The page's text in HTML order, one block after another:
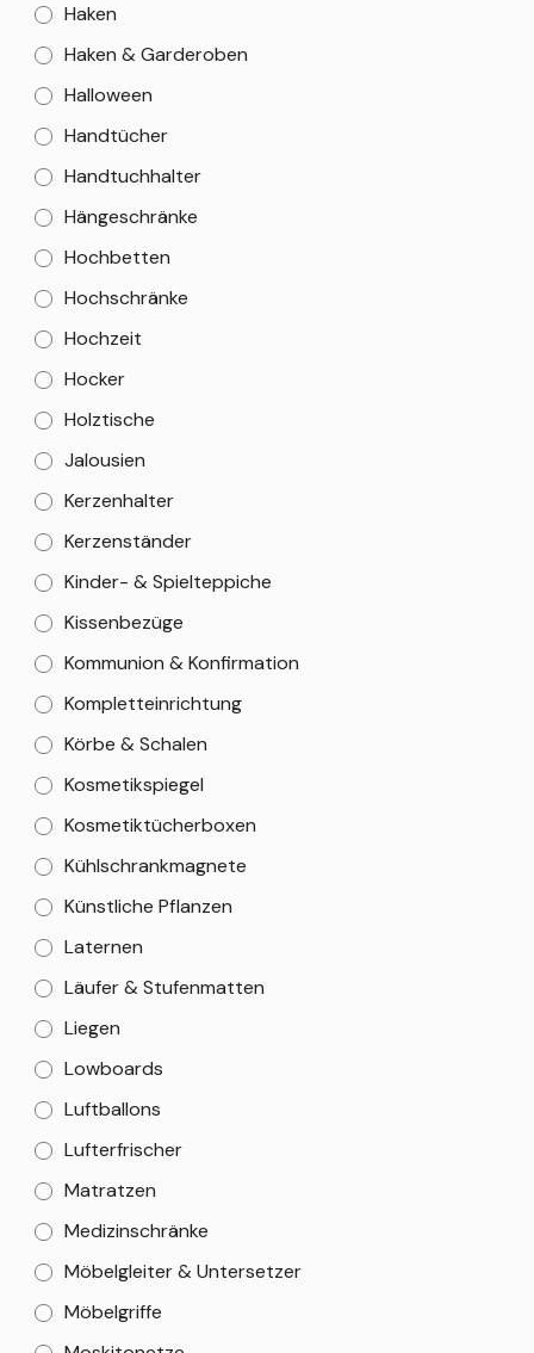
Haken
Haken & Garderoben
Halloween
Handtücher
Handtuchhalter
Hängeschränke
Hochbetten
Hochschränke
Hochzeit
Hocker
Holztische
Jalousien
Kerzenhalter
Kerzenständer
Kinder- & Spielteppiche
Kissenbezüge
Kommunion & Konfirmation
Kompletteinrichtung
Körbe & Schalen
Kosmetikspiegel
Kosmetiktücherboxen
Kühlschrankmagnete
Künstliche Pflanzen
Laternen
Läufer & Stufenmatten
Liegen
Lowboards
Luftballons
Lufterfrischer
Matratzen
Medizinschränke
Möbelgleiter & Untersetzer
Möbelgriffe